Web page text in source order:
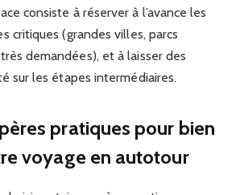
consiste à réserver à l’avance les
critiques (grandes villes, parcs
demandées), et à laisser des
sur les étapes intermédiaires.
pratiques pour bien
voyage en autotour